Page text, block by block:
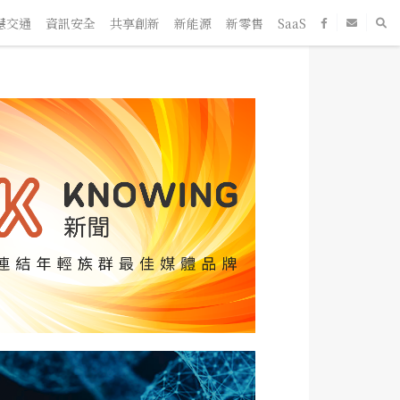
資訊安全 共享創新 新能源 新零售 SaaS 新創企業 人物